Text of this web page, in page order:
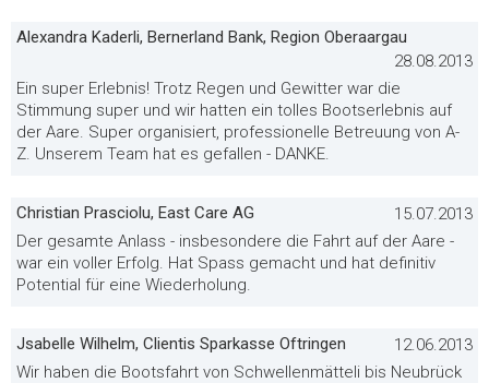
Alexandra Kaderli, Bernerland Bank, Region Oberaargau
28.08.2013
Ein super Erlebnis! Trotz Regen und Gewitter war die
Stimmung super und wir hatten ein tolles Bootserlebnis auf
der Aare. Super organisiert, professionelle Betreuung von A-
Z. Unserem Team hat es gefallen - DANKE.
Christian Prasciolu, East Care AG
15.07.2013
Der gesamte Anlass - insbesondere die Fahrt auf der Aare -
war ein voller Erfolg. Hat Spass gemacht und hat definitiv
Potential für eine Wiederholung.
Jsabelle Wilhelm, Clientis Sparkasse Oftringen
12.06.2013
Wir haben die Bootsfahrt von Schwellenmätteli bis Neubrück